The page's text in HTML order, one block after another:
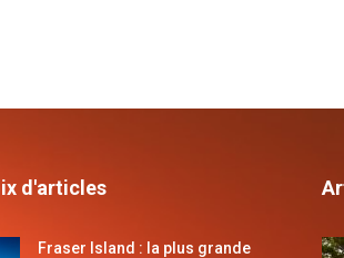
d'articles
Fraser Island : la plus grande